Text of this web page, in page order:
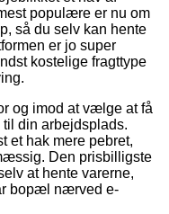
populære er nu om
så du selv kan hente
er jo super
kostelige fragttype
og imod at vælge at få
din arbejdsplads.
et hak mere pebret,
Den prisbilligste
at hente varerne,
bopæl nærved e-